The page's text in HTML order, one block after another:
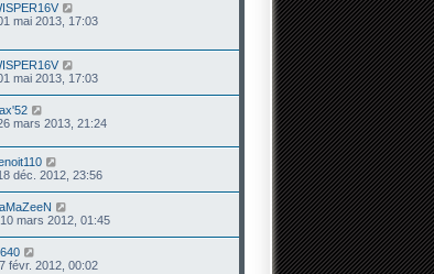
mai 2013, 17:03
mai 2013, 17:03
mars 2013, 21:24
déc. 2012, 23:56
mars 2012, 01:45
févr. 2012, 00:02